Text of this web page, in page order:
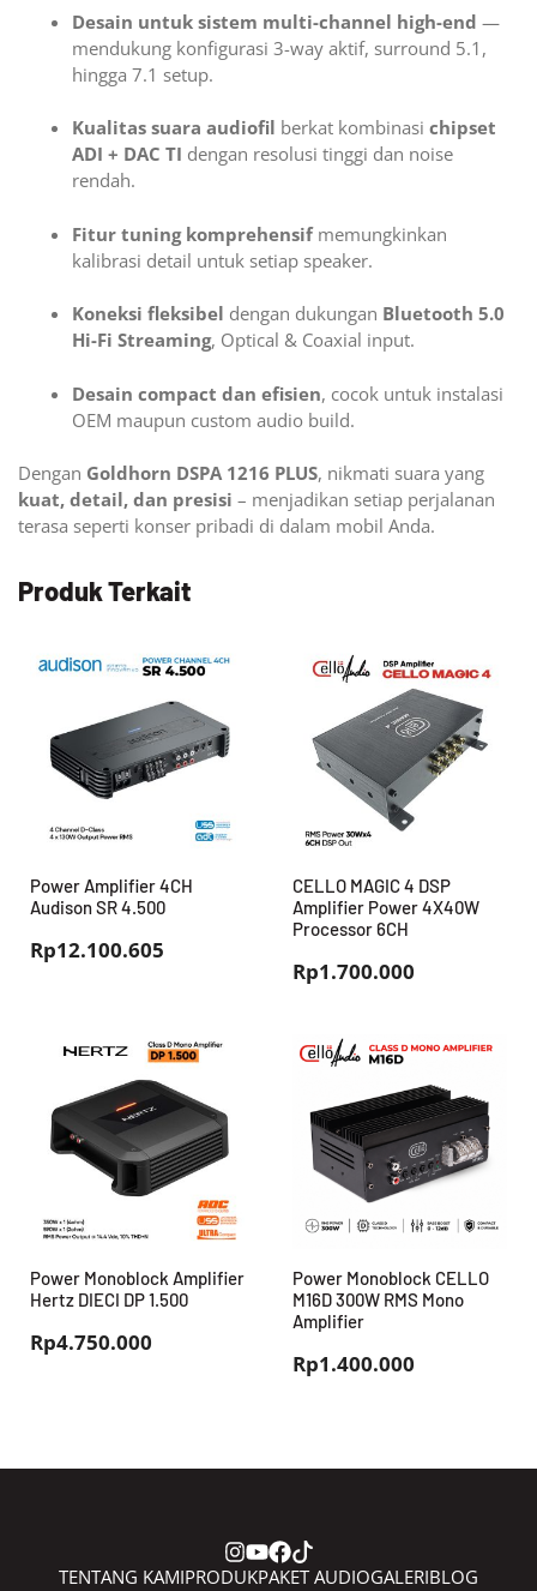
Desain untuk sistem multi-channel high-end —
mendukung konfigurasi 3-way aktif, surround 5.1,
hingga 7.1 setup.
Kualitas suara audiofil berkat kombinasi chipset
ADI + DAC TI dengan resolusi tinggi dan noise
rendah.
Fitur tuning komprehensifmemungkinkan
kalibrasi detail untuk setiap speaker.
Koneksi fleksibel dengan dukungan Bluetooth 5.0
Hi-Fi Streaming, Optical & Coaxial input.
Desain compact dan efisien, cocok untuk instalasi
OEM maupun custom audio build.
Dengan Goldhorn DSPA 1216 PLUS, nikmati suara yang
kuat, detail, dan presisi – menjadikan setiap perjalanan
terasa seperti konser pribadi di dalam mobil Anda.
Produk Terkait
Power Amplifier 4CH
Audison SR 4.500
Rp12.100.605
CELLO MAGIC 4 DSP
Amplifier Power 4X40W
Processor 6CH
Rp1.700.000
Power Monoblock Amplifier
Hertz DIECI DP 1.500
Rp4.750.000
Power Monoblock CELLO
M16D 300W RMS Mono
Amplifier
Rp1.400.000
TENTANG KAMIPRODUKPAKET AUDIOGALERIBLOG